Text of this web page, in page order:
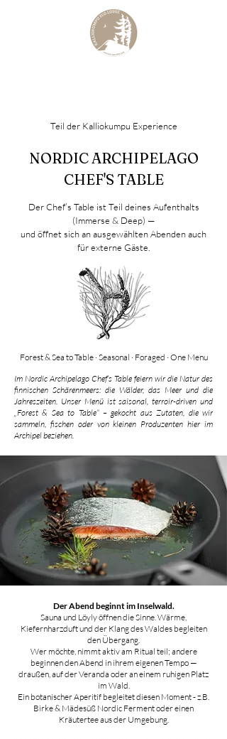
Teil der Kalliokumpu Experience
NORDIC ARCHIPELAGO
CHEF'S TABLE
Der Chef’s Table ist Teil deines Aufenthalts
(Immerse & Deep) —
und öffnet sich an ausgewählten Abenden auch
für externe Gäste.
Forest & Sea to Table · Seasonal · Foraged · One Menu
Im Nordic Archipelago Chef’s Table feiern wir die Natur des
finnischen Schärenmeers: die Wälder, das Meer und die
Jahreszeiten. Unser Menü ist saisonal, terroir-driven und
„Forest & Sea to Table“ – gekocht aus Zutaten, die wir
sammeln, fischen oder von kleinen Produzenten hier im
Archipel beziehen.
Der Abend beginnt im Inselwald.
Sauna und Löyly öffnen die Sinne. Wärme,
Kiefernharzduft und der Klang des Waldes begleiten
den Übergang.
Wer möchte, nimmt aktiv am Ritual teil; andere
beginnen den Abend in ihrem eigenen Tempo —
draußen, auf der Veranda oder an einem ruhigen Platz
im Wald.
Ein botanischer Aperitif begleitet diesen Moment -z.B.
Birke & Mädesüß Nordic Ferment oder einen
Kräutertee aus der Umgebung.